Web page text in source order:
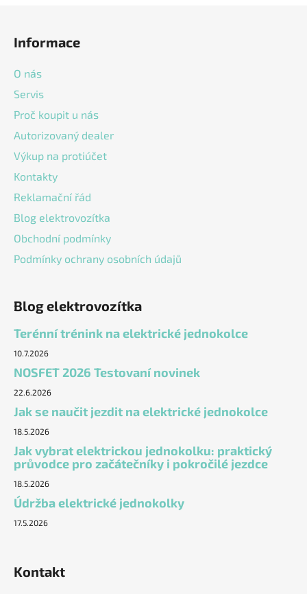
Informace
O nás
Servis
Proč koupit u nás
Autorizovaný dealer
Výkup na protiúčet
Kontakty
Reklamační řád
Blog elektrovozítka
Obchodní podmínky
Podmínky ochrany osobních údajů
Blog elektrovozítka
Terénní trénink na elektrické jednokolce
10.7.2026
NOSFET 2026 Testovaní novinek
22.6.2026
Jak se naučit jezdit na elektrické jednokolce
18.5.2026
Jak vybrat elektrickou jednokolku: praktický
průvodce pro začátečníky i pokročilé jezdce
18.5.2026
Údržba elektrické jednokolky
17.5.2026
Kontakt